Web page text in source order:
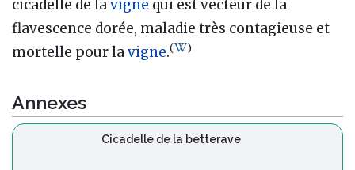
cicadelle de lavigne qui est vecteur de la
flavescence dorée, maladie très contagieuse et
mortelle pour lavigne.( )
Annexes
Cicadelle de la betterave